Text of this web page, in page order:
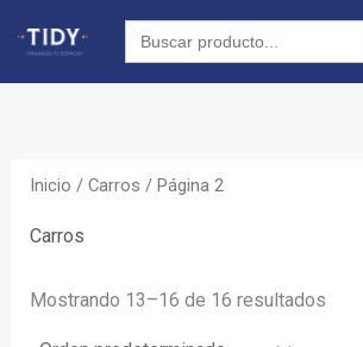
contenido
Search
for:
Inicio / Carros / Página 2
Carros
Mostrando 13–16 de 16 resultados